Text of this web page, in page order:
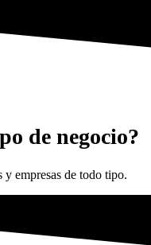
de negocio?
empresas de todo tipo.